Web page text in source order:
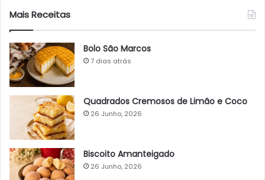
Mais Receitas
Bolo São Marcos
7 dias atrás
Quadrados Cremosos de Limão e Coco
26 Junho, 2026
Biscoito Amanteigado
26 Junho, 2026